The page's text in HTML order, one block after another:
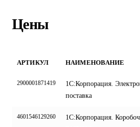
Цены
АРТИКУЛ НАИМЕНОВАНИЕ
2900001871419
1С:Корпорация.
поставка
4601546129260
1С:Корпорация.